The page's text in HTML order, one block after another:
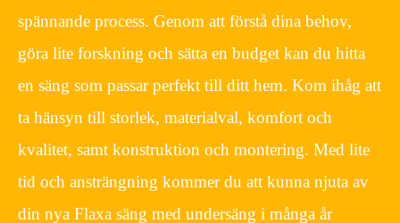
spännande process. Genom att förstå dina behov,
göra lite forskning och sätta en budget kan du hitta
en säng som passar perfekt till ditt hem. Kom ihåg att
ta hänsyn till storlek, materialval, komfort och
kvalitet, samt konstruktion och montering. Med lite
tid och ansträngning kommer du att kunna njuta av
din nya Flaxa säng med undersäng i många år